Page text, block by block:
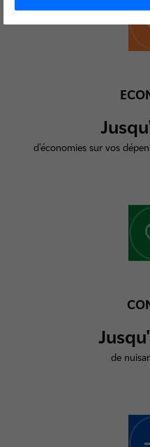
d'économies sur vos
de